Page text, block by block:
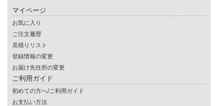
マイページ
お気に入り
ご注文履歴
見積りリスト
登録情報の変更
お届け先住所の変更
ご利用ガイド
初めての方へ/ご利用ガイド
お支払い方法